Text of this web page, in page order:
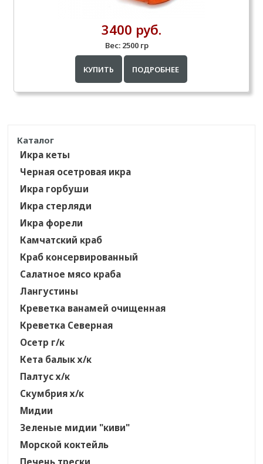
3400 руб.
Вес: 2500 гр
КУПИТЬ ПОДРОБНЕЕ
Каталог
Икра кеты
Черная осетровая икра
Икра горбуши
Икра стерляди
Икра форели
Камчатский краб
Краб консервированный
Салатное мясо краба
Лангустины
Креветка ванамей очищенная
Креветка Северная
Осетр г/к
Кета балык х/к
Палтус х/к
Скумбрия х/к
Мидии
Зеленые мидии "киви"
Морской коктейль